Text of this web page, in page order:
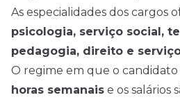
As especialidades dos cargos
psicologia, serviço social,
pedagogia, direito e
O regime em que o candidato
horas semanais e os salários